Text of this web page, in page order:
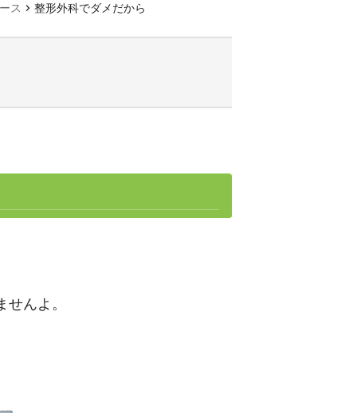
ス chevron_right 整形外科でダメだから
んよ。